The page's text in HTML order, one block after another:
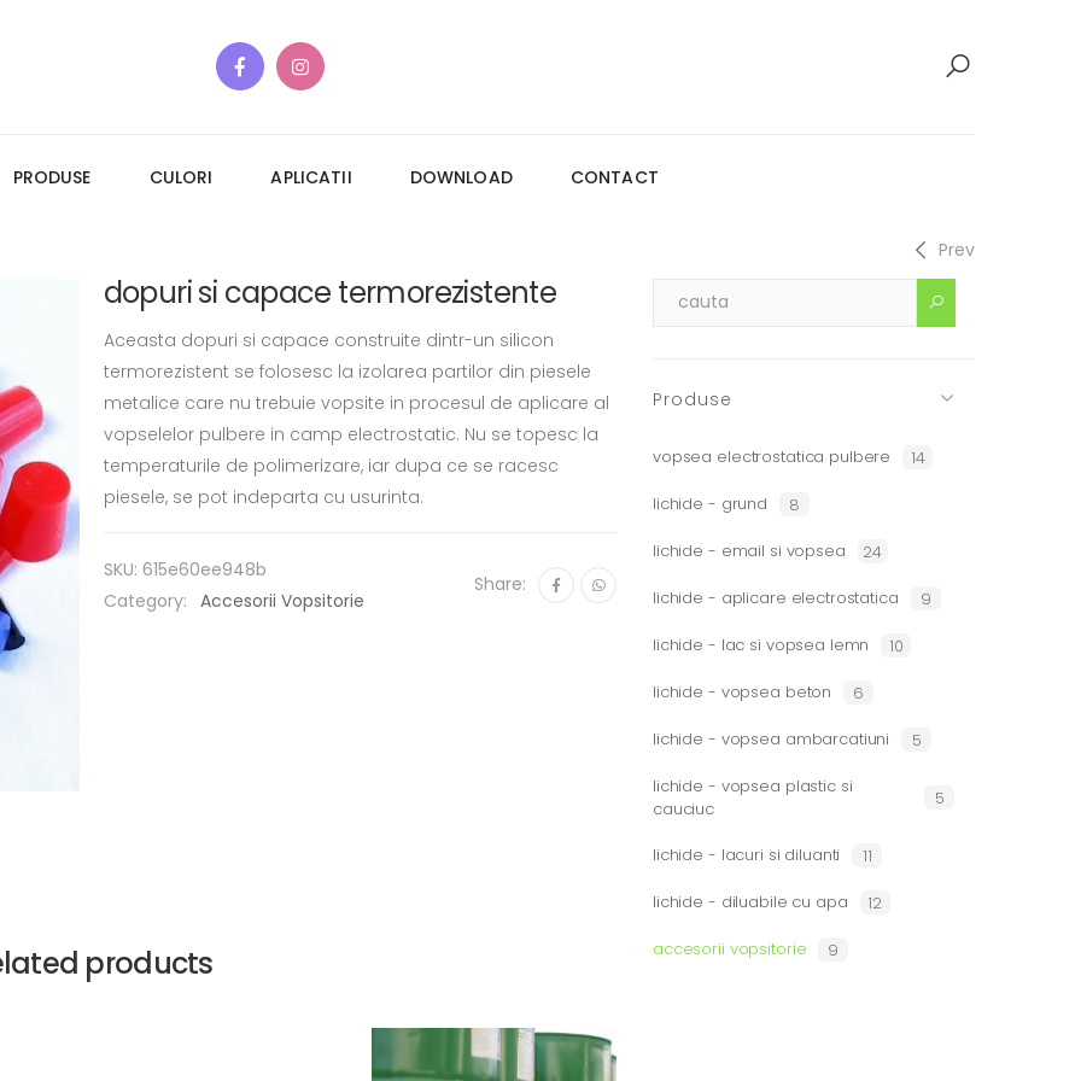
PRODUSE CULORI APLICATII DOWNLOAD CONTACT
Prev
dopuri si capace termorezistente
Aceasta dopuri si capace construite dintr-un silicon
termorezistent se folosesc la izolarea partilor din piesele
metalice care nu trebuie vopsite in procesul de aplicare al
vopselelor pulbere in camp electrostatic. Nu se topesc la
temperaturile de polimerizare, iar dupa ce se racesc
piesele, se pot indeparta cu usurinta.
SKU: 615e60ee948b
Category: Accesorii Vopsitorie
Share:
products
Produse
vopsea electrostatica pulbere 14
lichide - grund 8
lichide - email si vopsea 24
lichide - aplicare electrostatica 9
lichide - lac si vopsea lemn 10
lichide - vopsea beton 6
lichide - vopsea ambarcatiuni
5
lichide - vopsea plastic si
cauciuc
5
lichide - lacuri si diluanti 11
lichide - diluabile cu apa 12
accesorii vopsitorie 9